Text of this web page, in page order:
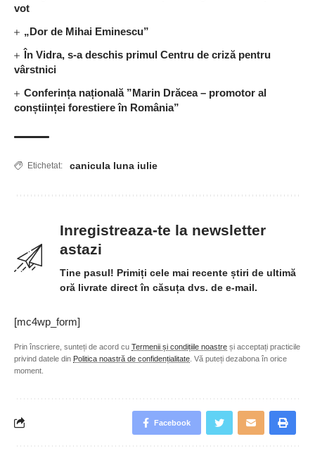
vot
„Dor de Mihai Eminescu”
În Vidra, s-a deschis primul Centru de criză pentru
vârstnici
Conferința națională ”Marin Drăcea – promotor al
conștiinței forestiere în România”
Etichetat: canicula luna iulie
Inregistreaza-te la newsletter
astazi
Tine pasul! Primiți cele mai recente știri de ultimă
oră livrate direct în căsuța dvs. de e-mail.
[mc4wp_form]
Prin înscriere, sunteți de acord cu Termenii și condițiile noastre și acceptați practicile
privind datele din Politica noastră de confidențialitate . Vă puteți dezabona în orice
moment.
Facebook